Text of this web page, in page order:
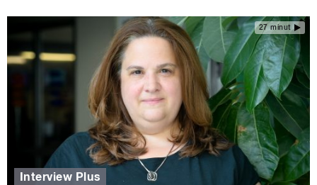
27 minut
Interview Plus